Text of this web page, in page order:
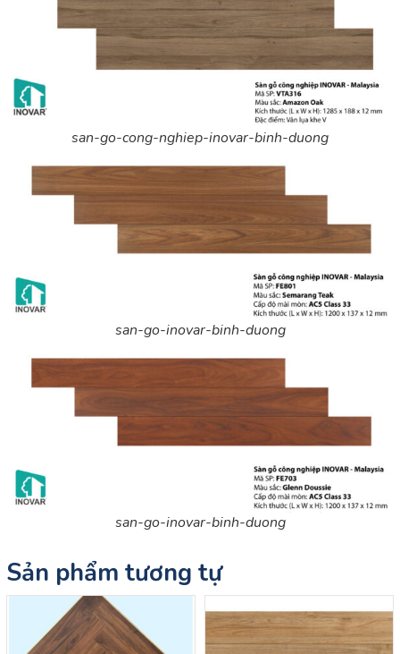
san-go-cong-nghiep-inovar-binh-duong
san-go-inovar-binh-duong
san-go-inovar-binh-duong
Sản phẩm tương tự